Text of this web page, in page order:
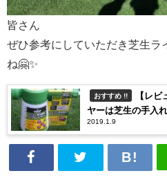
皆さん
ぜひ参考にしていただき芝生ラ
ね🤗✨
おすすめ !!
【レ
ヤーは芝生の手入
2019.1.9